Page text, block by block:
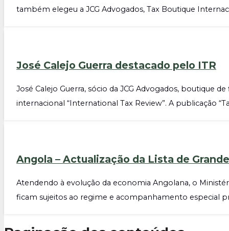
também elegeu a JCG Advogados, Tax Boutique
José Calejo Guerra destacado pelo ITR
José Calejo Guerra, sócio da JCG Advogados, boutique
internacional “International Tax Review”. A publicação
Angola – Actualização da Lista de
Atendendo à evolução da economia Angolana, o
ficam sujeitos ao regime e acompanhamento especial